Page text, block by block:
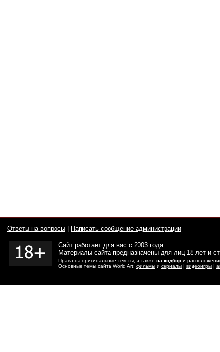
Ответы на вопросы Написать сообщение администрации
Сайт работает для вас с 2003 года.
Материалы сайта предназначены для лиц 18 лет и
Права на оригинальные тексты, а также на подбор и
Основные темы сайта World Art: фильмы и сериалы | видеоигры |